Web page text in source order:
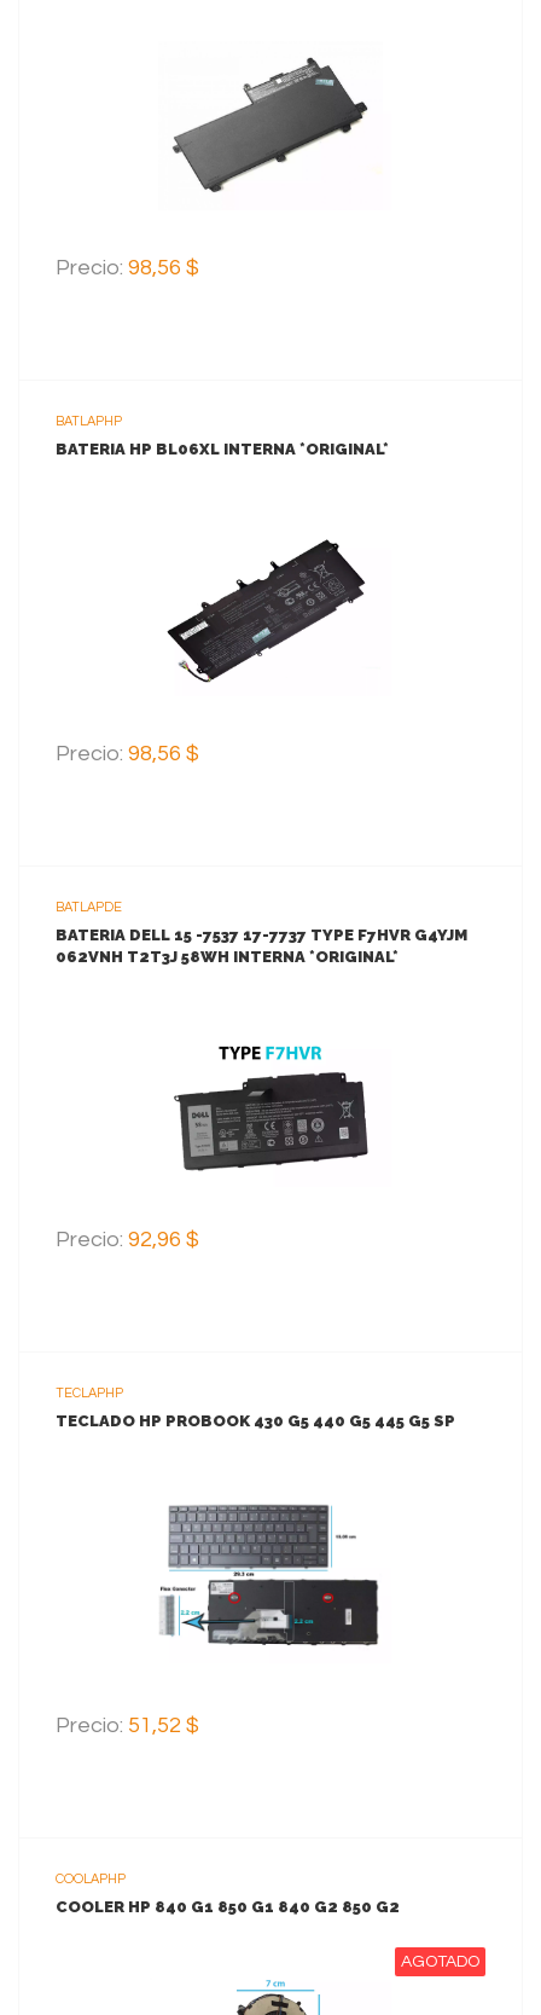
AGREGAR AL CARRITO
Precio: 98,56 $
BATLAPHP
BATERIA HP BL06XL INTERNA *ORIGINAL*
AGREGAR AL CARRITO
Precio: 98,56 $
BATLAPDE
BATERIA DELL 15 -7537 17-7737 TYPE F7HVR G4YJM
062VNH T2T3J 58WH INTERNA *ORIGINAL*
AGREGAR AL CARRITO
Precio: 92,96 $
TECLAPHP
TECLADO HP PROBOOK 430 G5 440 G5 445 G5 SP
VER MAS
AGREGAR AL CARRITO
Precio: 51,52 $
COOLAPHP
COOLER HP 840 G1 850 G1 840 G2 850 G2
AGOTADO